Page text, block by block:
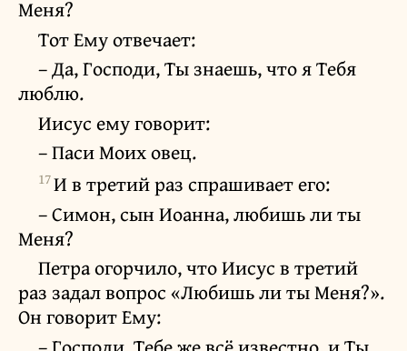
Меня?
Тот Ему отвечает:
– Да, Господи, Ты знаешь, что я Тебя
люблю.
Иисус ему говорит:
– Паси Моих овец.
17И в третий раз спрашивает его:
– Симон, сын Иоанна, любишь ли ты
Меня?
Петра огорчило, что Иисус в третий
раз задал вопрос «Любишь ли ты Меня?».
Он говорит Ему: